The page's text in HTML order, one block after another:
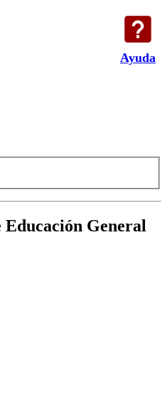
Ayuda
Educación General